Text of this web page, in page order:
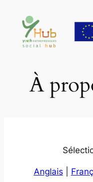
contenu
À
Anglais